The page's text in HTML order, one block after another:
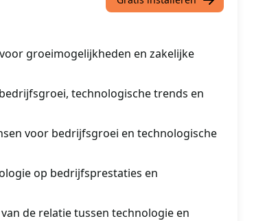
groeimogelijkheden en zakelijke
technologische trends en
voor bedrijfsgroei en technologische
op bedrijfsprestaties en
de relatie tussen technologie en